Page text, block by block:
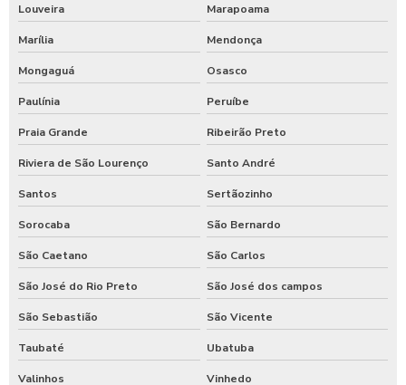
Louveira Marapoama
Marília Mendonça
Mongaguá Osasco
Paulínia Peruíbe
Praia Grande Ribeirão Preto
Riviera de São Lourenço Santo André
Santos Sertãozinho
Sorocaba São Bernardo
São Caetano São Carlos
São José do Rio Preto São José dos campos
São Sebastião São Vicente
Taubaté Ubatuba
Valinhos Vinhedo